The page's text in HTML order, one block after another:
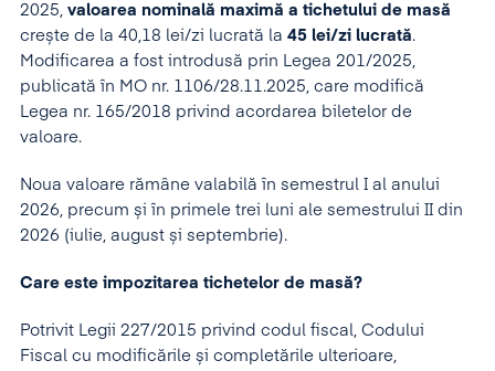
2025, valoarea nominală maximă a tichetului de masă
crește de la 40,18 lei/zi lucrată la 45 lei/zi lucrată.
Modificarea a fost introdusă prin Legea 201/2025,
publicată în MO nr. 1106/28.11.2025, care modifică
Legea nr. 165/2018 privind acordarea biletelor de
valoare.
Noua valoare rămâne valabilă în semestrul I al anului
2026, precum și în primele trei luni ale semestrului II din
2026 (iulie, august și septembrie).
Care este impozitarea tichetelor de masă?
Potrivit Legii 227/2015 privind codul fiscal, Codului
Fiscal cu modificările și completările ulterioare,